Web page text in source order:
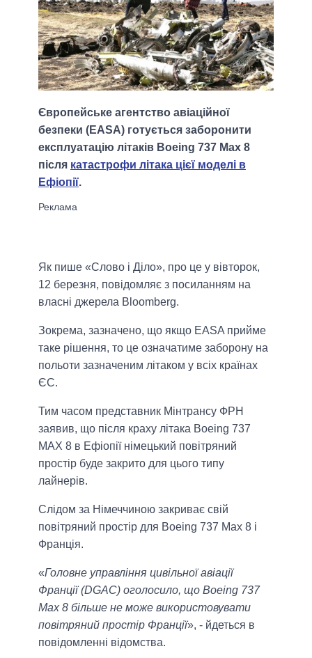
Європейське агентство авіаційної
безпеки (EASA) готується заборонити
експлуатацію літаків Boeing 737 Max 8
після катастрофи літака цієї моделі в
Ефіопії.
Як пише «Слово і Діло», про це у вівторок,
12 березня, повідомляє з посиланням на
власні джерела Bloomberg.
Зокрема, зазначено, що якщо EASA прийме
таке рішення, то це означатиме заборону на
польоти зазначеним літаком у всіх країнах
ЄС.
Тим часом представник Мінтрансу ФРН
заявив, що після краху літака Boeing 737
MAX 8 в Ефіопії німецький повітряний
простір буде закрито для цього типу
лайнерів.
Слідом за Німеччиною закриває свій
повітряний простір для Boeing 737 Max 8 і
Франція.
«Головне управління цивільної авіації
Франції (DGAC) оголосило, що Boeing 737
Max 8 більше не може використовувати
повітряний простір Франції», - йдеться в
повідомленні відомства.